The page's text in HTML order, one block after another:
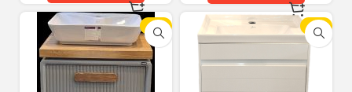
-10%
-10%